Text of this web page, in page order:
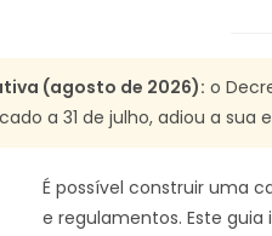
(agosto de 2026): o
a 31 de julho, adiou a
É possível construir uma
e regulamentos. Este guia